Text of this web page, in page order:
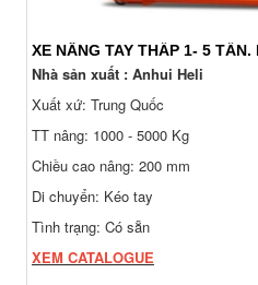
Nhà sản xuất : Anhui Heli
Xuất xứ: Trung Quốc
TT nâng: 1000 - 5000 Kg
Chiều cao nâng: 200 mm
Di chuyển: Kéo tay
Tình trạng: Có sẵn
XEM CATALOGUE